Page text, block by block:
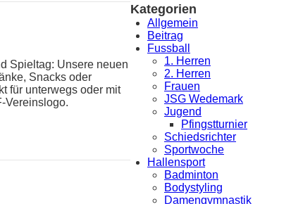
Spieltag: Unsere neuen
Snacks oder
für unterwegs oder mit
Vereinslogo.
Kategorien
Allgemein
Beitrag
Fussball
1. Herren
2. Herren
Frauen
JSG Wedemark
Jugend
Pfingstturnier
Schiedsrichter
Sportwoche
Hallensport
Badminton
Bodystyling
Damengymnastik